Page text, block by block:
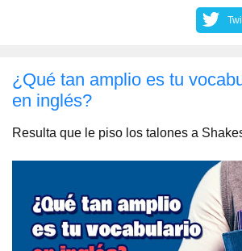
¿Qué tan amplio es tu
en inglés?
Resulta que le piso los talones a